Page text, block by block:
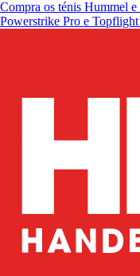
Compra os ténis Hummel e
Powerstrike Pro e